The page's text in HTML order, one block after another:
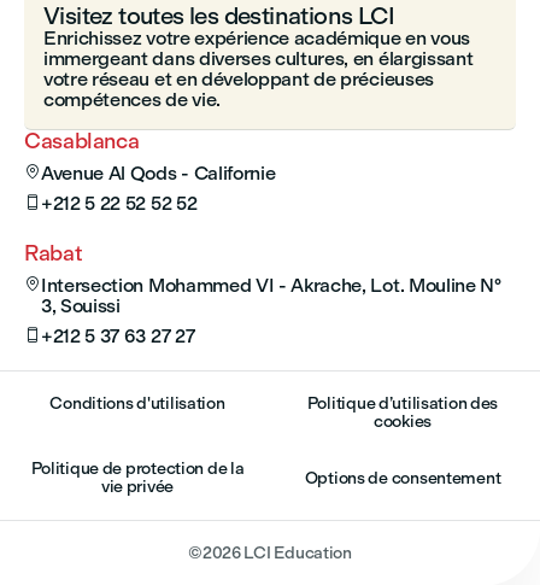
Casablanca
Avenue Al Qods - Californie
 +212 5 22 52 52 52
Rabat
 Intersection Mohammed VI - Akrache, Lot. Mouline N°
3, Souissi
 +212 5 37 63 27 27
Visitez toutes les destinations LCI
Enrichissez votre expérience académique en vous
immergeant dans diverses cultures, en élargissant
votre réseau et en développant de précieuses
compétences de vie.
Conditions d'utilisation
Politique d’utilisation des
cookies
Politique de protection de la
vie privée
Options de consentement
©2026LCI Education